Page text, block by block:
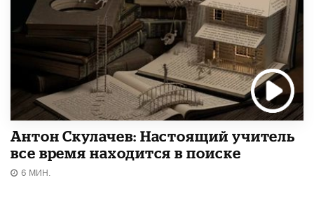
Антон Скулачев: Настоящий учитель
все время находится в поиске
6 МИН.